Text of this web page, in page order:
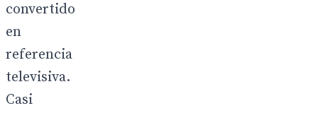
convertido
en
referencia
televisiva.
Casi